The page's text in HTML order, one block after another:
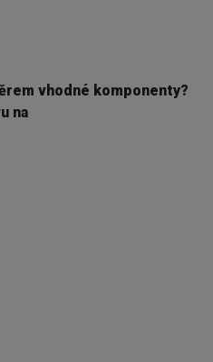
vhodné komponenty?
na